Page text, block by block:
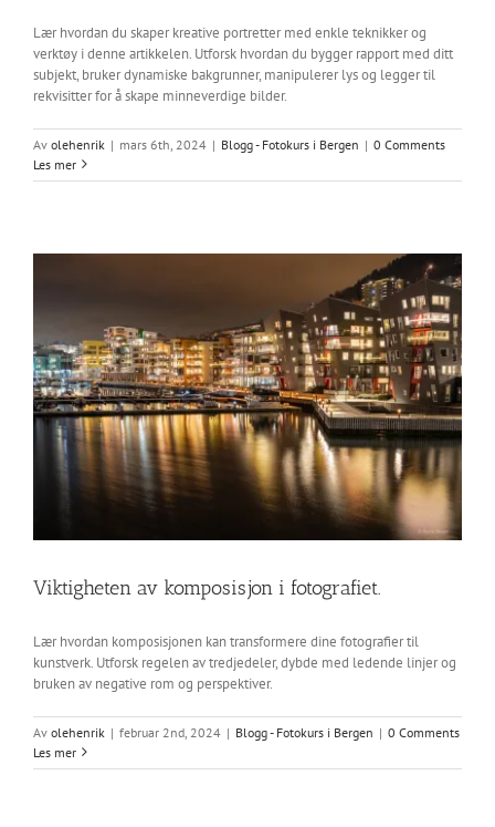
Lær hvordan du skaper kreative portretter med enkle teknikker og
verktøy i denne artikkelen. Utforsk hvordan du bygger rapport med ditt
subjekt, bruker dynamiske bakgrunner, manipulerer lys og legger til
rekvisitter for å skape minneverdige bilder.
Av olehenrik | mars 6th, 2024 | Blogg - Fotokurs i Bergen | 0 Comments
Les mer
Viktigheten av komposisjon i fotografiet.
Lær hvordan komposisjonen kan transformere dine fotografier til
kunstverk. Utforsk regelen av tredjedeler, dybde med ledende linjer og
bruken av negative rom og perspektiver.
Av olehenrik | februar 2nd, 2024 | Blogg - Fotokurs i Bergen | 0 Comments
Les mer